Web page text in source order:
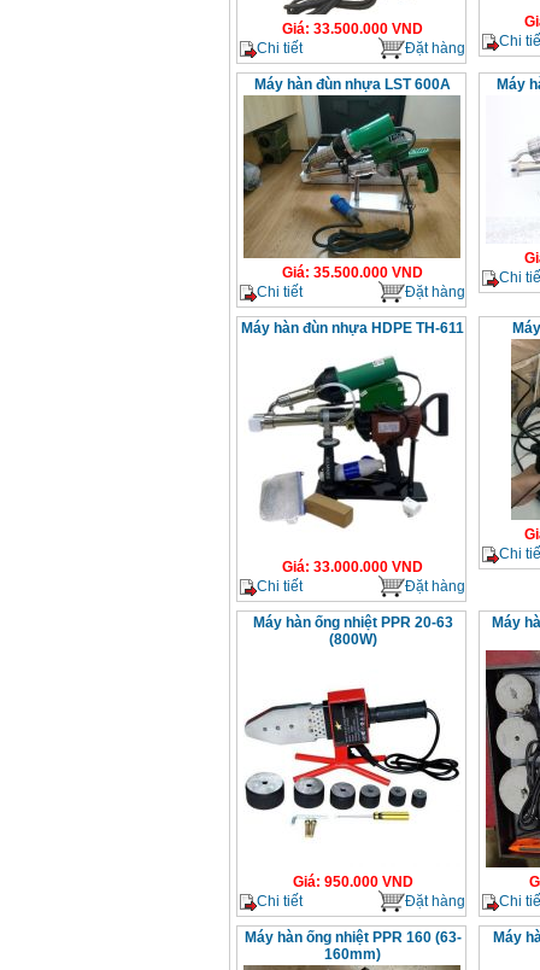
Giá: 33.500.000 VND
Chi tiết
Đặt hàng
Chi
Máy hàn đùn nhựa LST 600A
Giá: 35.500.000 VND
Chi tiết
Đặt hàng
Máy
Chi
Máy hàn đùn nhựa HDPE TH-611
Giá: 33.000.000 VND
Chi tiết
Đặt hàng
Chi
Máy hàn ống nhiệt PPR 20-63
(800W)
Giá: 950.000VND
Chi tiết
Đặt hàng
Máy
Chi
Máy hàn ống nhiệt PPR 160 (63-
160mm)
Máy